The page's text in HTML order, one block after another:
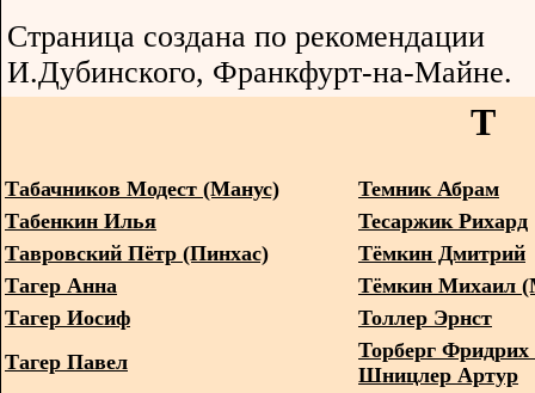
Страница создана по рекомендации
И.Дубинского, Франкфурт-на-Майне.
Т
Табачников Модест (Манус)
Темник Абрам
Табенкин Илья
Тесаржик Рихард
Тавровский Пётр (Пинхас)
Тёмкин Дмитрий
Тагер Анна
Тёмкин Михаил
Тагер Иосиф
Толлер Эрнст
Тагер Павел
Торберг
Шницлер Артур